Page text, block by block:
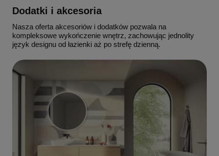
Dodatki i akcesoria
Nasza oferta akcesoriów i dodatków pozwala na
kompleksowe wykończenie wnętrz, zachowując jednolity
język designu od łazienki aż po strefę dzienną.